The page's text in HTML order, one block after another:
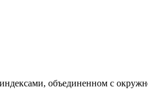
объединенном с